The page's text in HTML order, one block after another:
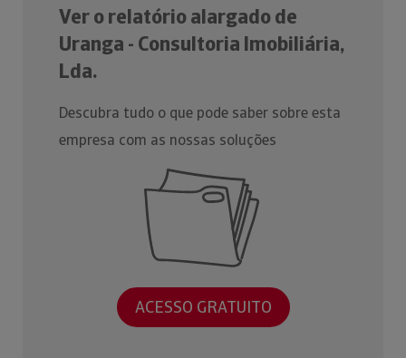
Ver o relatório alargado de
Uranga - Consultoria Imobiliária,
Lda.
Descubra tudo o que pode saber sobre esta
empresa com as nossas soluções
ACESSO GRATUITO